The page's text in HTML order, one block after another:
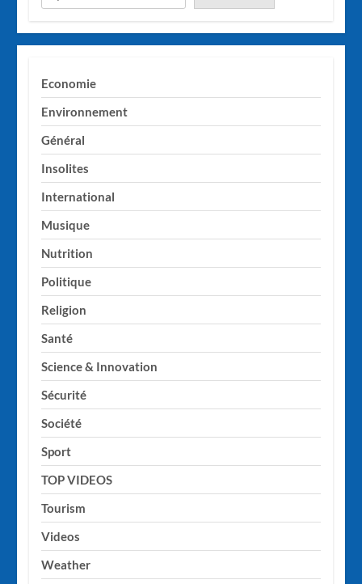
Economie
Environnement
Général
Insolites
International
Musique
Nutrition
Politique
Religion
Santé
Science & Innovation
Sécurité
Société
Sport
TOP VIDEOS
Tourism
Videos
Weather